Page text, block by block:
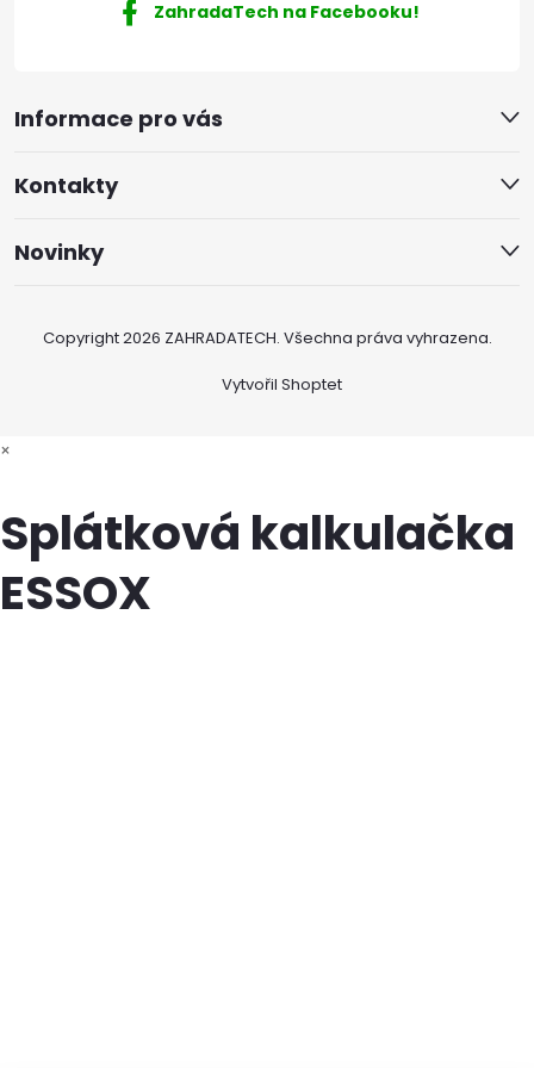
Informace pro vás
Kontakty
Novinky
ZahradaTech na Facebooku!
Vytvořil Shoptet
Copyright 2026 ZAHRADATECH. Všechna práva vyhrazena.
×
Splátková kalkulačka
ESSOX